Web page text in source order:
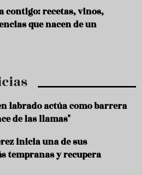
contigo: recetas, vinos,
que nacen de un
labrado actúa como barrera
de las llamas"
inicia una de sus
tempranas y recupera